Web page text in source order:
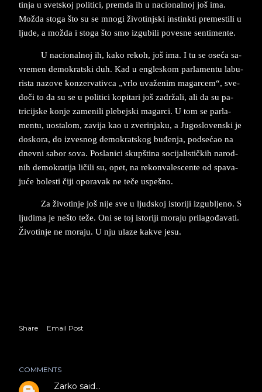
tin­ja u svet­skoj po­li­ti­ci, prem­da ih u na­ci­o­nal­noj još ima.
Možda sto­ga što su se mno­gi živo­tin­jski in­stink­ti pre­me­stili u
lju­de, a možda i sto­ga što smo iz­gu­bili po­ve­sne sen­ti­men­te.
U na­ci­o­nal­noj ih, kako re­koh, još ima. I tu se oseća sa­
vre­men de­mo­krat­ski duh. Kad u en­gle­skom par­la­men­tu la­bu­
ri­sta na­zo­ve kon­zerva­tiv­ca „vrlo uvaženim ma­gar­cem“, sve­
doči to da su se u po­liti­ci ko­pi­ta­ri još zadržali, ali da su pa­
tricijske kon­je za­me­nili ple­bej­ski ma­gar­ci. U tom se par­la­
men­tu, uo­sta­lom, za­vi­ja kao u zve­rin­ja­ku, a Ju­go­slo­ven­ski je
do­sko­ra, do iz­ve­snog de­mo­krat­skog buđenja, pod­sećao na
dnev­ni sa­bor sova. Po­sla­ni­ci sku­pš­ti­na so­ci­ja­li­stičkih na­rod­
nih de­mo­kra­ti­ja ličili su, opet, na re­kon­va­le­scen­te od spa­va­
juće bo­l­e­sti čiji opo­ra­vak ne teče us­pe­š­no.
Za živo­tin­je još nije sve u ljud­skoj isto­ri­ji iz­gu­blje­no. S
lju­di­ma je nešto teže. Oni se toj isto­ri­ji mo­ra­ju pri­la­gođava­ti.
Živo­tin­je ne mo­ra­ju. U nju ula­ze ka­kve ­je­su.
Share Email Post
COMMENTS
Zarko said…